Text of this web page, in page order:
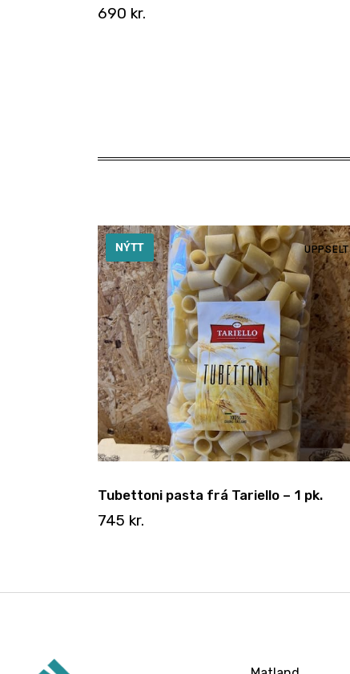
690 kr.
UPPSELT
NÝTT
Tubettoni pasta frá Tariello – 1 pk.
745 kr.